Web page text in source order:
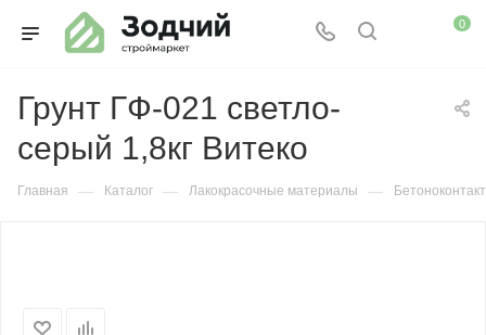
0
Грунт ГФ-021 светло-
серый 1,8кг Витеко
Главная — Каталог — Лакокрасочные материалы —